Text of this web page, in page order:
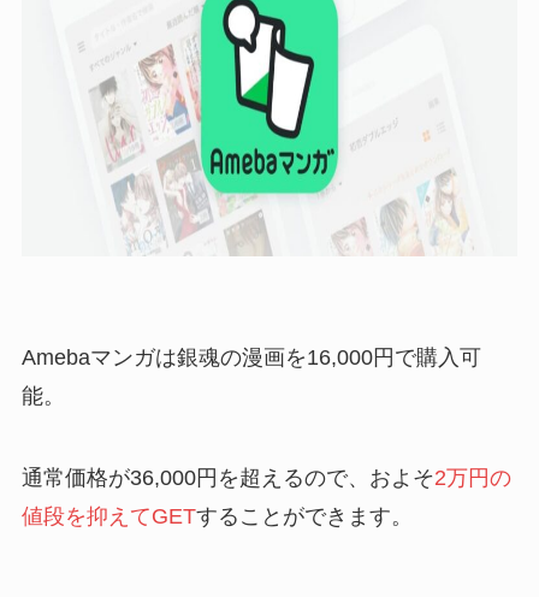
Amebaマンガは銀魂の漫画を16,000円で購入可
能。
通常価格が36,000円を超えるので、およそ2万円の
値段を抑えてGETすることができます。